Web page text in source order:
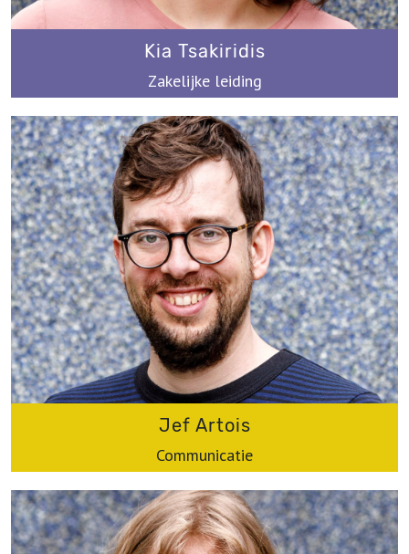
Kia Tsakiridis
Zakelijke leiding
kia@werkplaatsimmaterieelerfgoed.be
Jef Artois
Communicatie
jef@werkplaatsimmaterieelerfgoed.be